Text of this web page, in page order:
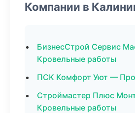
Компании в
БизнесСтрой Сервис
Кровельные работы
ПСК Комфорт Уют —
Строймастер Плюс
Кровельные работы